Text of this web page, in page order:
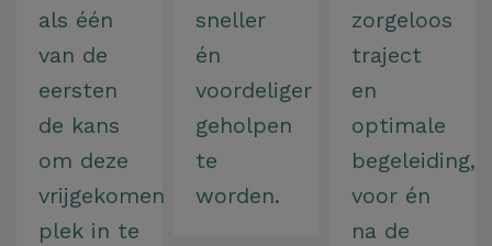
als één
van de
eersten
de kans
om deze
vrijgekomen
plek in te
sneller
én
voordeliger
geholpen
te
worden.
zorgeloos
traject
en
optimale
begeleiding,
voor én
na de